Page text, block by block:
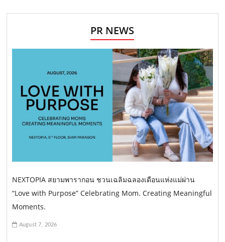
PR NEWS
NEXTOPIA สยามพารากอน ชวนเฉลิมฉลองเดือนแห่งแม่ผ่าน
“Love with Purpose” Celebrating Mom. Creating Meaningful
Moments.
August 7, 2026